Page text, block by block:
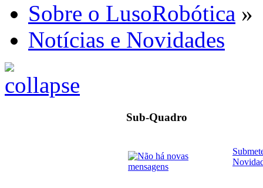
Sobre o LusoRobótica »
Notícias e Novidades
Sub-Quadro